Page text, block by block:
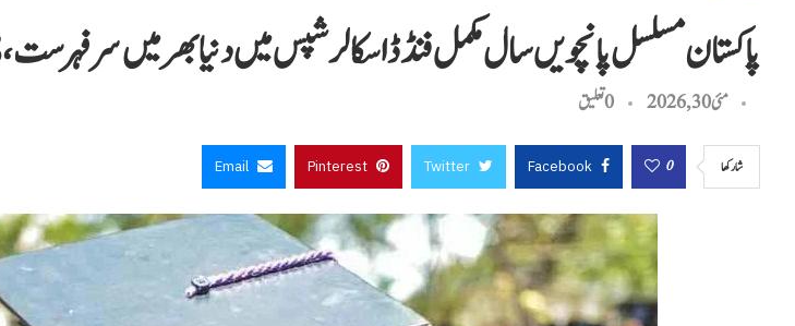
پاکستان مسلسل پانچویں سال مکمل فنڈڈ اسکالرشپس میں دنیا بھر میں سرفہرست، 98 طلبہ منتخب
مئی 30, 2026 0 تعليق
شاركها 0
Facebook
Twitter
Pinterest
Email